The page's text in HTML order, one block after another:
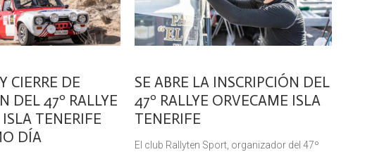
CIERRE DE
DEL 47º RALLYE
TENERIFE
DÍA
SE ABRE LA INSCRIPCIÓN DEL
47º RALLYE ORVECAME ISLA
TENERIFE
El club Rallyten Sport, organizador del 47º